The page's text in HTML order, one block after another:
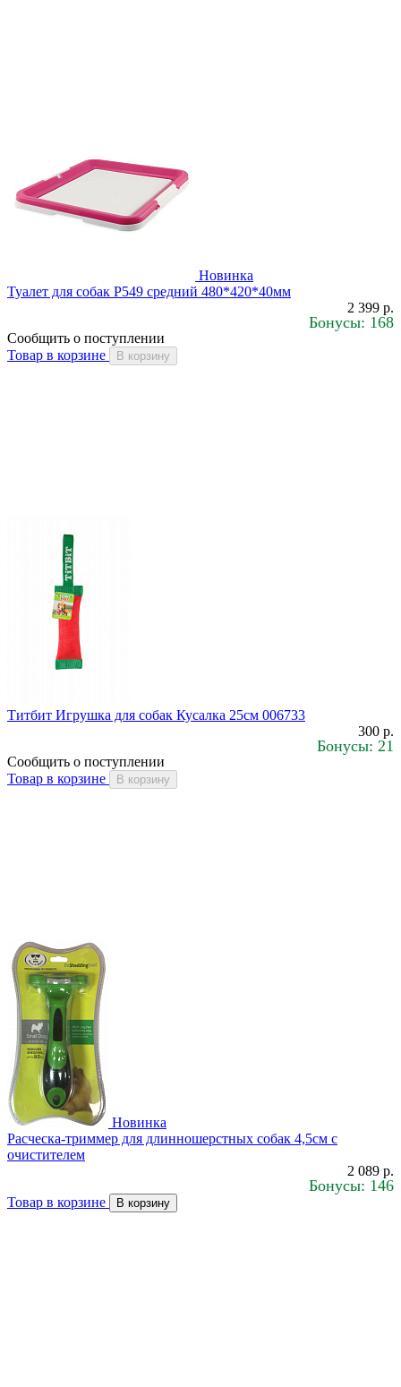
Новинка
Туалет для собак Р549 средний 480*420*40мм
2 399 р.
Бонусы: 168
Сообщить о поступлении
Товар в корзине
В корзину
Титбит Игрушка для собак Кусалка 25см 006733
300 р.
Бонусы: 21
Сообщить о поступлении
Товар в корзине
В корзину
Новинка
Расческа-триммер для длинношерстных собак 4,5см с
очистителем
2 089 р.
Бонусы: 146
Товар в корзине В корзину